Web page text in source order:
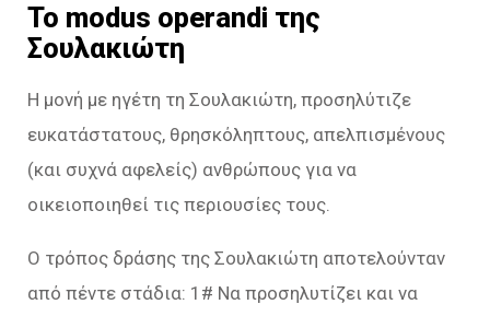
Το modus operandi της
Σουλακιώτη
Η μονή με ηγέτη τη Σουλακιώτη, προσηλύτιζε
ευκατάστατους, θρησκόληπτους, απελπισμένους
(και συχνά αφελείς) ανθρώπους για να
οικειοποιηθεί τις περιουσίες τους.
Ο τρόπος δράσης της Σουλακιώτη αποτελούνταν
από πέντε στάδια: 1# Να προσηλυτίζει και να